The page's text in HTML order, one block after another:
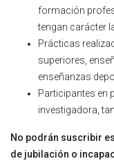
formación
tengan carácter
Prácticas
superiores,
enseñanzas
Participantes en
investigadora,
No podrán suscribir
de jubilación o